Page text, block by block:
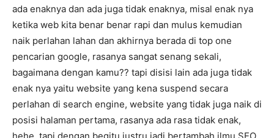
ada enaknya dan ada juga tidak enaknya, misal enak nya
ketika web kita benar benar rapi dan mulus kemudian
naik perlahan lahan dan akhirnya berada di top one
pencarian google, rasanya sangat senang sekali,
bagaimana dengan kamu?? tapi disisi lain ada juga tidak
enak nya yaitu website yang kena suspend secara
perlahan di search engine, website yang tidak juga naik di
posisi halaman pertama, rasanya ada rasa tidak enak,